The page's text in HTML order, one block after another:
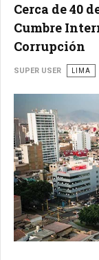
Cerca de 40
Cumbre
Corrupción
SUPER USER LIMA